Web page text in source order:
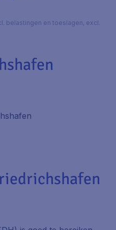
belastingen en toeslagen, excl.